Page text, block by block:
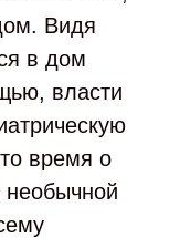
Видя
в дом
власти
время о
необычной